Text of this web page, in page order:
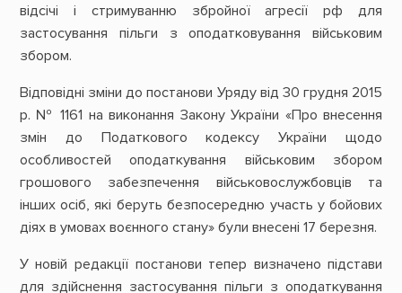
відсічі і стримуванню збройної агресії рф для
застосування пільги з оподатковування військовим
збором.
Відповідні зміни до постанови Уряду від 30 грудня 2015
р. № 1161 на виконання Закону України «Про внесення
змін до Податкового кодексу України щодо
особливостей оподаткування військовим збором
грошового забезпечення військовослужбовців та
інших осіб, які беруть безпосередню участь у бойових
діях в умовах воєнного стану» були внесені 17 березня.
У новій редакції постанови тепер визначено підстави
для здійснення застосування пільги з оподаткування